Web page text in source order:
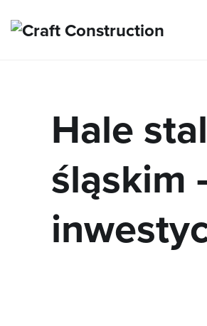
Hale
śląskim